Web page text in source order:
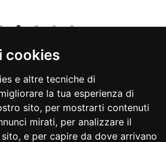
cookies
e altre tecniche di
la tua esperienza di
sito, per mostrarti contenuti
mirati, per analizzare il
e per capire da dove arrivano
31 - 20122 MILANO - TEL +39.02.7771081
CAMERAMODA@CAMERAMODA.IT
APP
| COOKIE POLICY|CONTATTI